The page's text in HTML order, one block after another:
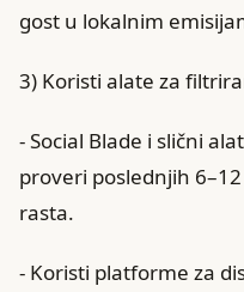
gost u lokalnim
3) Koristi alate za
- Social Blade i slični
proveri poslednjih
rasta.
- Koristi platforme za